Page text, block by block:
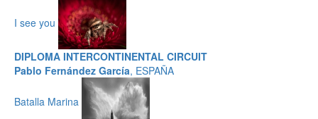
I see you
DIPLOMA INTERCONTINENTAL CIRCUIT
Pablo Fernández García, ESPAÑA
Batalla Marina